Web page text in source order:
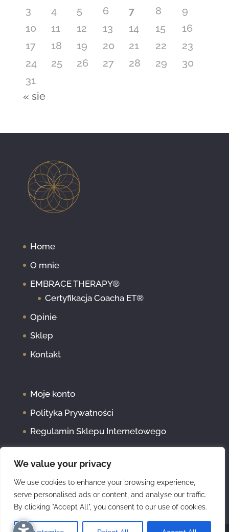
We value your privacy
We use cookies to enhance your browsing experience,
serve personalised ads or content, and analyse our traffic.
By clicking "Accept All", you consent to our use of cookies.
3
4 5 6 7 8
9
10
11 12 13 14 15
16
17
18 19 20 21 22
23
24
25 26 27 28 29
30
31
« sie
Home
O mnie
EMBRACE THERAPY®
Certyfikacja Coacha ET®
Opinie
Sklep
Kontakt
Moje konto
Polityka Prywatności
Regulamin Sklepu Internetowego